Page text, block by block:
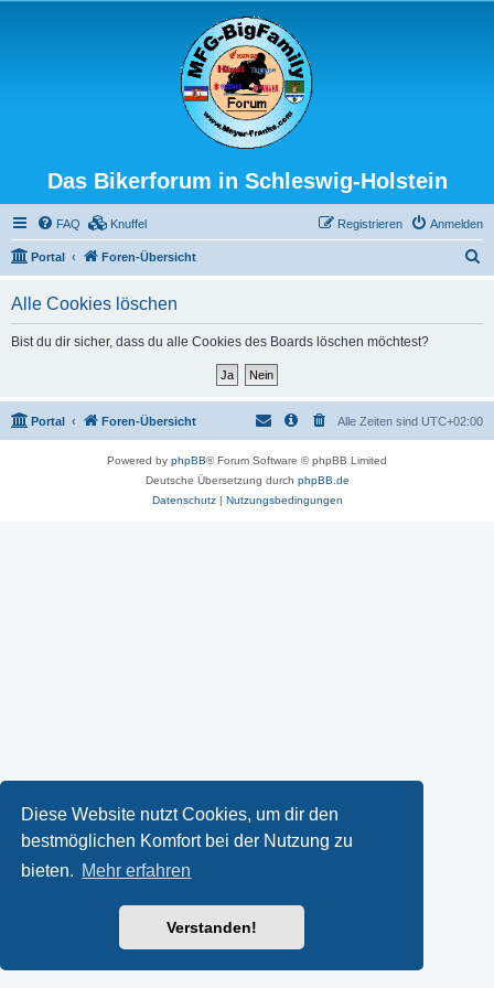
Diese Website nutzt Cookies, um dir den
bestmöglichen Komfort bei der Nutzung zu
bieten. Mehr erfahren
Verstanden!
Das Bikerforum in Schleswig-Holstein
FAQ Knuffel Anmelden
Registrieren
Portal Foren-Übersicht
Alle Cookies löschen
Bist du dir sicher, dass du alle Cookies des Boards löschen möchtest?
Portal Foren-Übersicht Alle Zeiten sind UTC+02:00
Powered by phpBB® Forum Software © phpBB Limited
Deutsche Übersetzung durch phpBB.de
Datenschutz| Nutzungsbedingungen